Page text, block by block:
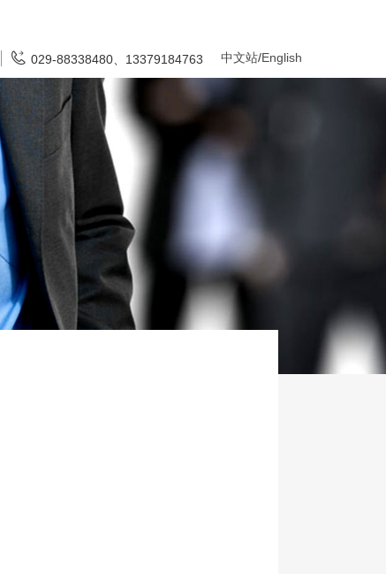
029-88338480、13379184763 中文站/English